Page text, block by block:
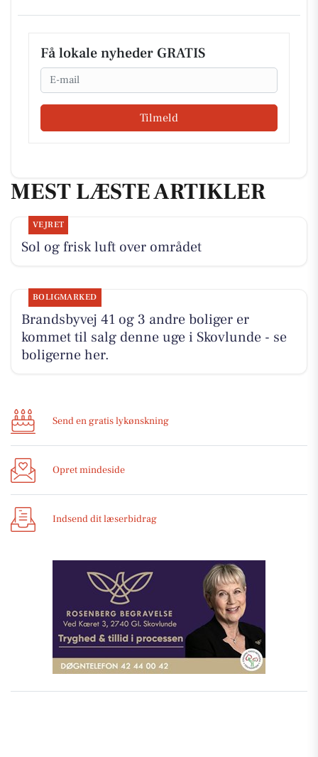
Få lokale nyheder GRATIS
Email
Tilmeld
MEST LÆSTE ARTIKLER
VEJRET
Sol og frisk luft over området
BOLIGMARKED
Brandsbyvej 41 og 3 andre boliger er
kommet til salg denne uge i Skovlunde - se
boligerne her.
Send en gratis lykønskning
Opret mindeside
Indsend dit læserbidrag